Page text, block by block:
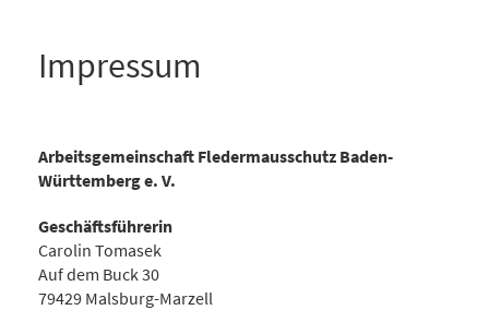
Impressum
Arbeitsgemeinschaft Fledermausschutz Baden-
Württemberg e. V.
Geschäftsführerin
Carolin Tomasek
Auf dem Buck 30
79429 Malsburg-Marzell